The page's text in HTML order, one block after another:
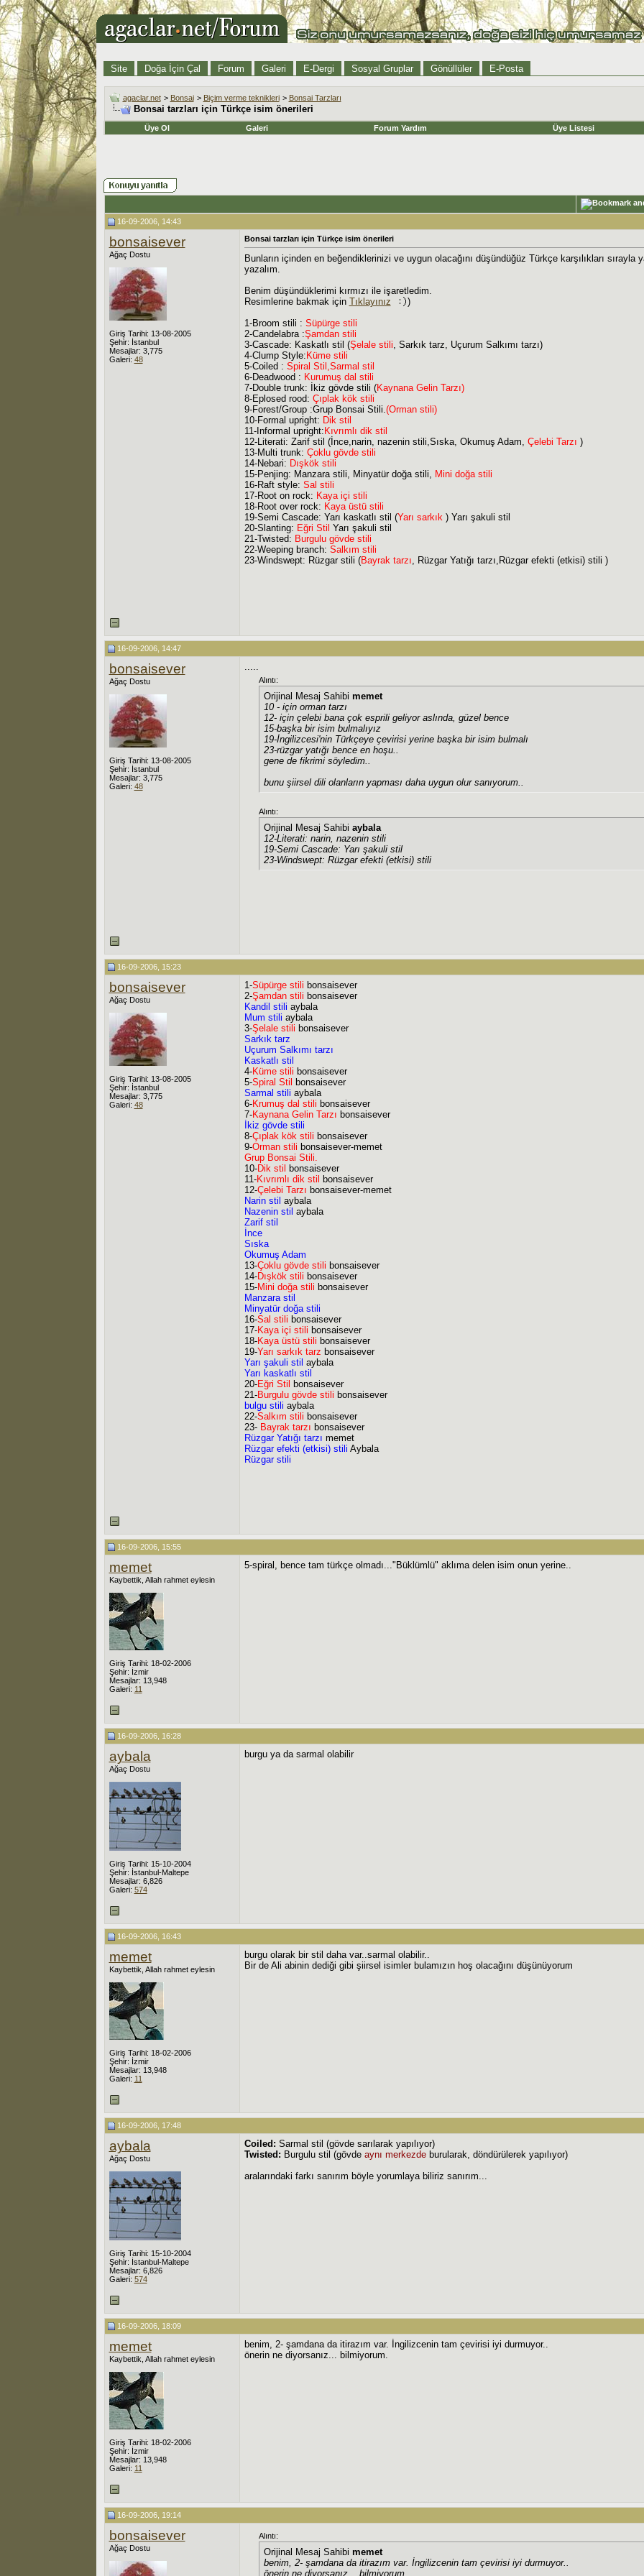
Site Doğa İçin Çal Forum Galeri E-Dergi Sosyal Gruplar Gönüllüler E-Posta
agaclar.net > Bonsai > Biçim verme teknikleri > Bonsai Tarzları
Bonsai tarzları için Türkçe isim önerileri
Üye Ol Galeri Forum Yardım Üye Listesi
16-09-2006, 14:43
bonsaisever
Ağaç Dostu
Giriş Tarihi: 13-08-2005
Şehir: İstanbul
Mesajlar: 3,775
Galeri: 48
Bonsai tarzları için Türkçe isim önerileri
Bunların içinden en beğendiklerinizi ve uygun olacağını düşündüğüz Türkçe karşılıkları
yazalım.
Benim düşündüklerimi kırmızı ile işaretledim.
Resimlerine bakmak için Tıklayınız )
1-Broom stili : Süpürge stili
2-Candelabra :Şamdan stili
3-Cascade: Kaskatlı stil (Şelale stili, Sarkık tarz, Uçurum Salkımı tarzı)
4-Clump Style: Küme stili
5-Coiled : Spiral Stil,Sarmal stil
6-Deadwood : Kurumuş dal stili
7-Double trunk: İkiz gövde stili (Kaynana Gelin Tarzı)
8-Eplosed rood: Çıplak kök stili
9-Forest/Group :Grup Bonsai Stili.(Orman stili)
10-Formal upright: Dik stil
11-Informal upright: Kıvrımlı dik stil
12-Literati: Zarif stil (İnce,narin, nazenin stili,Sıska, Okumuş Adam, Çelebi Tarzı )
13-Multi trunk: Çoklu gövde stili
14-Nebari: Dışkök stili
15-Penjing: Manzara stili, Minyatür doğa stili, Mini doğa stili
16-Raft style: Sal stili
17-Root on rock: Kaya içi stili
18-Root over rock: Kaya üstü stili
19-Semi Cascade: Yarı kaskatlı stil (Yarı sarkık ) Yarı şakuli stil
20-Slanting: Eğri Stil Yarı şakuli stil
21-Twisted: Burgulu gövde stili
22-Weeping branch: Salkım stili
23-Windswept: Rüzgar stili (Bayrak tarzı, Rüzgar Yatığı tarzı,Rüzgar efekti (etkisi) stili )
16-09-2006, 14:47
bonsaisever
Ağaç Dostu
Giriş Tarihi: 13-08-2005
Şehir: İstanbul
Mesajlar: 3,775
Galeri: 48
Alıntı:
Orijinal Mesaj Sahibi memet
10 - için orman tarzı
12- için çelebi bana çok esprili geliyor aslında, güzel bence
15-başka bir isim bulmalıyız
19-İngilizcesi'nin Türkçeye çevirisi yerine başka bir isim bulmalı
23-rüzgar yatığı bence en hoşu..
gene de fikrimi söyledim..
bunu şiirsel dili olanların yapması daha uygun olur sanıyorum..
Alıntı:
Orijinal Mesaj Sahibi aybala
12-Literati: narin, nazenin stili
19-Semi Cascade: Yarı şakuli stil
23-Windswept: Rüzgar efekti (etkisi) stili
16-09-2006, 15:23
bonsaisever
Ağaç Dostu
Giriş Tarihi: 13-08-2005
Şehir: İstanbul
Mesajlar: 3,775
Galeri: 48
1-Süpürge stili bonsaisever
2-Şamdan stili bonsaisever
Kandil stili aybala
Mum stili aybala
3-Şelale stili bonsaisever
Sarkık tarz
Uçurum Salkımı tarzı
Kaskatlı stil
4-Küme stili bonsaisever
5-Spiral Stil bonsaisever
Sarmal stili aybala
6-Krumuş dal stili bonsaisever
7-Kaynana Gelin Tarzı bonsaisever
İkiz gövde stili
8-Çıplak kök stili bonsaisever
9-Orman stili bonsaisever-memet
Grup Bonsai Stili.
10-Dik stil bonsaisever
11-Kıvrımlı dik stil bonsaisever
12-Çelebi Tarzı bonsaisever-memet
Narin stil aybala
Nazenin stil aybala
Zarif stil
İnce
Sıska
Okumuş Adam
13-Çoklu gövde stili bonsaisever
14-Dışkök stili bonsaisever
15-Mini doğa stili bonsaisever
Manzara stil
Minyatür doğa stili
16-Sal stili bonsaisever
17-Kaya içi stili bonsaisever
18-Kaya üstü stili bonsaisever
19-Yarı sarkık tarz bonsaisever
Yarı şakuli stil aybala
Yarı kaskatlı stil
20-Eğri Stil bonsaisever
21-Burgulu gövde stili bonsaisever
bulgu stili aybala
22-Salkım stili bonsaisever
23- Bayrak tarzı bonsaisever
Rüzgar Yatığı tarzı memet
Rüzgar efekti (etkisi) stili Aybala
Rüzgar stili
16-09-2006, 15:55
memet
Kaybettik, Allah rahmet eylesin
Giriş Tarihi: 18-02-2006
Şehir: İzmir
Mesajlar: 13,948
Galeri: 11
5-spiral, bence tam türkçe olmadı..."Büklümlü" aklıma delen isim onun yerine..
16-09-2006, 16:28
aybala
Ağaç Dostu
Giriş Tarihi: 15-10-2004
Şehir: İstanbul-Maltepe
Mesajlar: 6,826
Galeri: 574
burgu ya da sarmal olabilir
16-09-2006, 16:43
memet
Kaybettik, Allah rahmet eylesin
Giriş Tarihi: 18-02-2006
Şehir: İzmir
Mesajlar: 13,948
Galeri: 11
burgu olarak bir stil daha var..sarmal olabilir..
Bir de Ali abinin dediği gibi şiirsel isimler bulamızın hoş olacağını düşünüyorum
16-09-2006, 17:48
aybala
Ağaç Dostu
Giriş Tarihi: 15-10-2004
Şehir: İstanbul-Maltepe
Mesajlar: 6,826
Galeri: 574
Coiled: Sarmal stil (gövde sarılarak yapılıyor)
Twisted: Burgulu stil (gövde aynı merkezdeburularak, döndürülerek yapılıyor)
aralarındaki farkı sanırım böyle yorumlaya biliriz sanırım...
16-09-2006, 18:09
memet
Kaybettik, Allah rahmet eylesin
Giriş Tarihi: 18-02-2006
Şehir: İzmir
Mesajlar: 13,948
Galeri: 11
benim, 2- şamdana da itirazım var. İngilizcenin tam çevirisi iyi durmuyor..
önerin ne diyorsanız... bilmiyorum.
16-09-2006, 19:14
bonsaisever
Ağaç Dostu
Alıntı:
Orijinal Mesaj Sahibi memet
benim, 2- şamdana da itirazım var. İngilizcenin tam çevirisi iyi durmuyor..
önerin ne diyorsanız... bilmiyorum.